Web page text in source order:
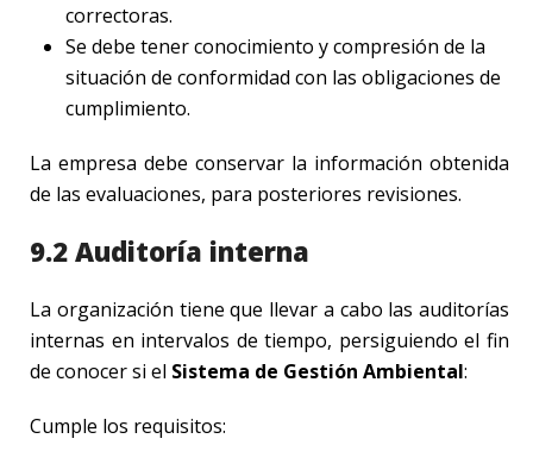
correctoras.
Se debe tener conocimiento y compresión de la
situación de conformidad con las obligaciones de
cumplimiento.
La empresa debe conservar la información obtenida
de las evaluaciones, para posteriores revisiones.
9.2 Auditoría interna
La organización tiene que llevar a cabo las auditorías
internas en intervalos de tiempo, persiguiendo el fin
de conocer si el Sistema de Gestión Ambiental:
Cumple los requisitos: